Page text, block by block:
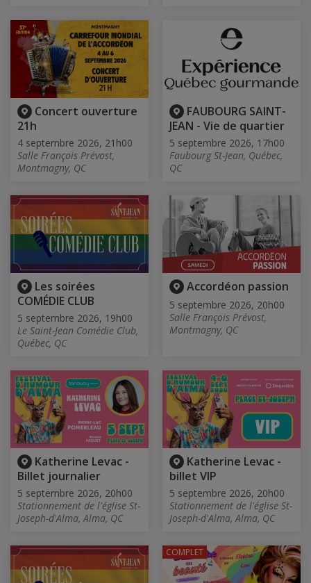
Concert ouverture
21h
4 septembre 2026, 21h00
Salle François Prévost,
Montmagny, QC
FAUBOURG SAINT-
JEAN - Vie de quartier
5 septembre 2026, 17h00
Faubourg St-Jean, Québec,
QC
Les soirées
COMÉDIE CLUB
5 septembre 2026, 19h00
Le Saint-Jean Comédie Club,
Québec, QC
Accordéon passion
5 septembre 2026, 20h00
Salle François Prévost,
Montmagny, QC
Katherine Levac -
Billet journalier
5 septembre 2026, 20h00
Stationnement de l'église St-
Joseph-d'Alma, Alma, QC
Katherine Levac -
billet VIP
5 septembre 2026, 20h00
Stationnement de l'église St-
Joseph-d'Alma, Alma, QC
COMPLET